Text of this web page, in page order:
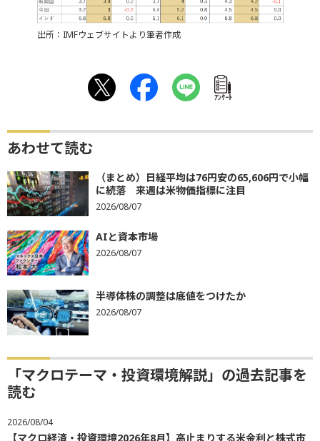
出所：IMFウェブサイトより筆者作成
ｱﾝｹｰﾄ
あわせて読む
（まとめ）日経平均は76円安の65,606円で小幅
に続落 来週は米物価指標に注目
2026/08/07
AIと資本市場
2026/08/07
半導体株の調整は底値をつけたか
2026/08/07
「マクロテーマ・投資環境解説」の過去記事を
読む
2026/08/04
【マクロ経済・投資環境2026年8月】高止まりする米金利と株式市